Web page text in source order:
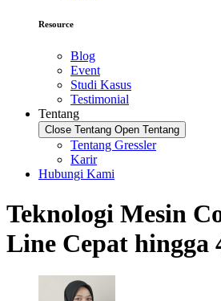
Resource
Blog
Event
Studi Kasus
Testimonial
Tentang
Close Tentang Open Tentang
Tentang Gressler
Karir
Hubungi Kami
Teknologi Mesin
Line Cepat hingga